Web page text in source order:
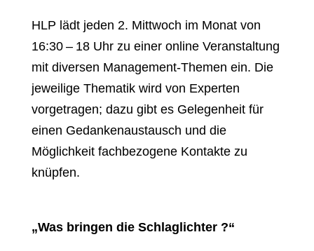
HLP lädt jeden 2. Mittwoch im Monat von
16:30 – 18 Uhr zu einer online Veranstaltung
mit diversen Management-Themen ein. Die
jeweilige Thematik wird von Experten
vorgetragen; dazu gibt es Gelegenheit für
einen Gedankenaustausch und die
Möglichkeit fachbezogene Kontakte zu
knüpfen.
„Was bringen die Schlaglichter ?“